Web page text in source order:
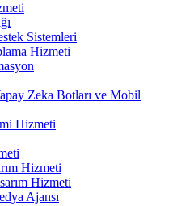
Sistemleri
Hizmeti
Zeka Botları ve Mobil
Hizmeti
Hizmeti
Hizmeti
Ajansı